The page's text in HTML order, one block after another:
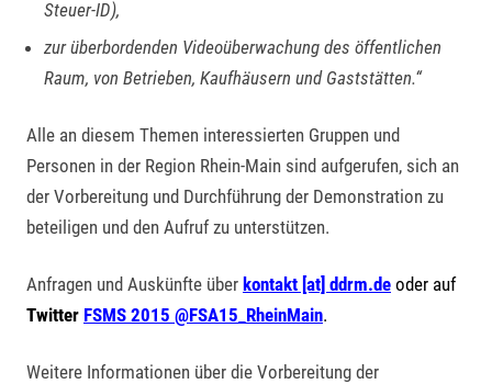
Steuer-ID),
zur überbordenden Videoüberwachung des öffentlichen
Raum, von Betrieben, Kaufhäusern und Gaststätten.“
Alle an diesem Themen interessierten Gruppen und
Personen in der Region Rhein-Main sind aufgerufen, sich an
der Vorbereitung und Durchführung der Demonstration zu
beteiligen und den Aufruf zu unterstützen.
Anfragen und Auskünfte über kontakt [at] ddrm.de oder auf
Twitter FSMS 2015 @FSA15_RheinMain.
Weitere Informationen über die Vorbereitung der